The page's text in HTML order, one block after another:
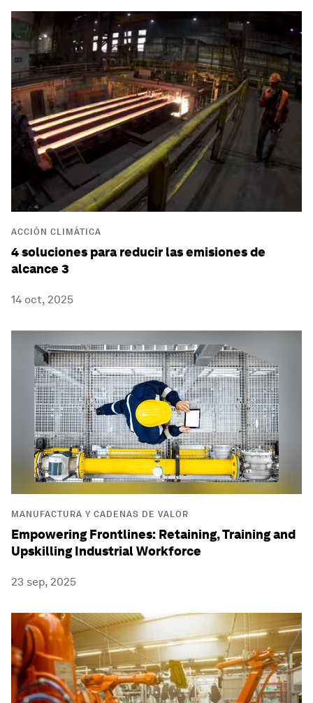
ACCIÓN CLIMÁTICA
4 soluciones para reducir las emisiones de
alcance 3
14 oct, 2025
MANUFACTURA Y CADENAS DE VALOR
Empowering Frontlines: Retaining, Training and
Upskilling Industrial Workforce
23 sep, 2025